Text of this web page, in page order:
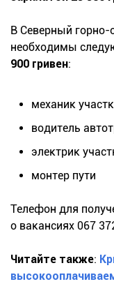
В Северный
необходимы
900 гривен:
механик
водитель
электрик
монтер пути
Телефон для
о вакансиях 067
Читайте также: